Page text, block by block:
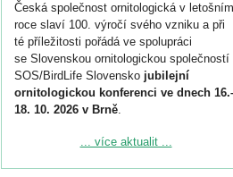
Česká společnost ornitologická v letošním
roce slaví 100. výročí svého vzniku a při
té příležitosti pořádá ve spolupráci
se Slovenskou ornitologickou společností
SOS/BirdLife Slovensko jubilejní
ornitologickou konferenci ve dnech
18. 10. 2026 v Brně.
Podrobnější informace ke konferenci
... více aktualit ...